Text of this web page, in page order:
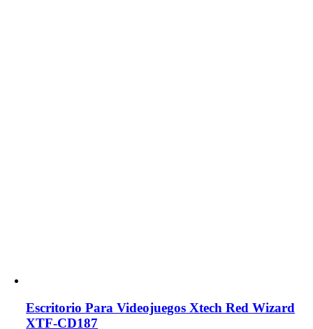
Escritorio Para Videojuegos Xtech Red Wizard
XTF-CD187